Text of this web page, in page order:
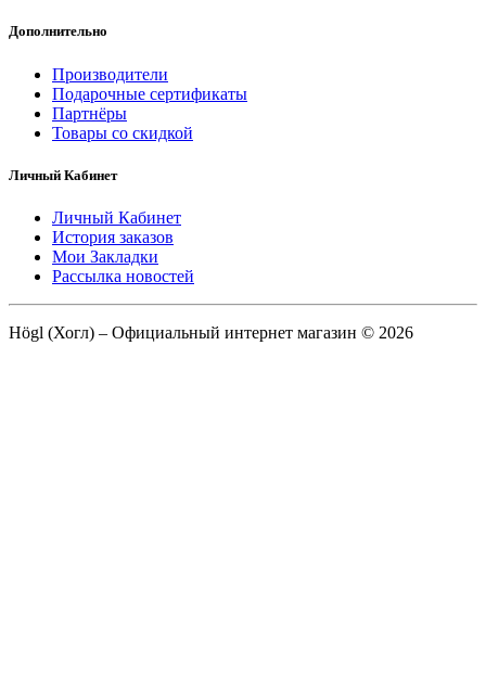
Дополнительно
Производители
Подарочные сертификаты
Партнёры
Товары со скидкой
Личный Кабинет
Личный Кабинет
История заказов
Мои Закладки
Рассылка новостей
Högl (Хогл) – Официальный интернет магазин © 2026